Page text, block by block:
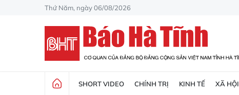
Thứ Năm, ngày 06/08/2026
SHORT VIDEO CHÍNH TRỊ KINH TẾ XÃ HỘI